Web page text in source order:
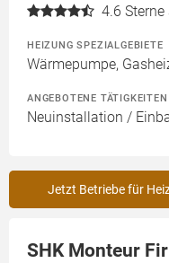
4.6
HEIZUNG SPEZIALGEBIETE
Wärmepumpe,
ANGEBOTENE TÄTIGKEITEN
Neuinstallation /
Jetzt Betriebe für
SHK Monteur